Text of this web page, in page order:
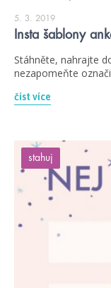
5. 3. 2019
Insta šablony
Stáhněte, nahrajte
nezapomeňte
číst více
stahuj